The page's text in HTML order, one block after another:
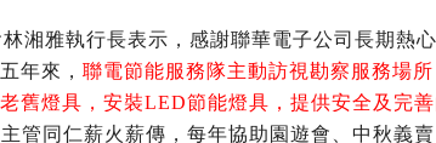
湘雅執行長表示，感謝聯華電子公司長期熱
年來， 聯電節能服務隊主動訪視勘察服務場
舊燈具，安裝LED節能燈具，提供安全及完
管同仁薪火薪傳，每年協助園遊會、中秋義